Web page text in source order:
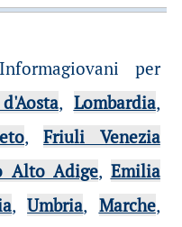
per
, Lombardia,
,Friuli Venezia
Alto Adige, Emilia
,Umbria, Marche,